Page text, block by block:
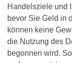
Handelsziele und
bevor Sie Geld in
können keine
die Nutzung des
begonnen wird.